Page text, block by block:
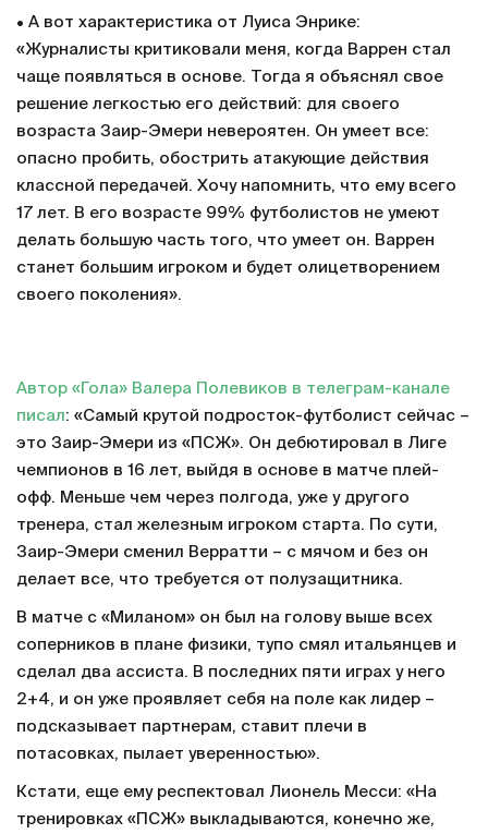
• А вот характеристика от Луиса Энрике:
«Журналисты критиковали меня, когда Варрен стал
чаще появляться в основе. Тогда я объяснял свое
решение легкостью его действий: для своего
возраста Заир-Эмери невероятен. Он умеет все:
опасно пробить, обострить атакующие действия
классной передачей. Хочу напомнить, что ему всего
17 лет. В его возрасте 99% футболистов не умеют
делать большую часть того, что умеет он. Варрен
станет большим игроком и будет олицетворением
своего поколения».
Автор «Гола» Валера Полевиков в телеграм-канале
писал: «Самый крутой подросток-футболист сейчас –
это Заир-Эмери из «ПСЖ». Он дебютировал в Лиге
чемпионов в 16 лет, выйдя в основе в матче плей-
офф. Меньше чем через полгода, уже у другого
тренера, стал железным игроком старта. По сути,
Заир-Эмери сменил Верратти – с мячом и без он
делает все, что требуется от полузащитника.
В матче с «Миланом» он был на голову выше всех
соперников в плане физики, тупо смял итальянцев и
сделал два ассиста. В последних пяти играх у него
2+4, и он уже проявляет себя на поле как лидер –
подсказывает партнерам, ставит плечи в
потасовках, пылает уверенностью».
Кстати, еще ему респектовал Лионель Месси: «На
тренировках «ПСЖ» выкладываются, конечно же,